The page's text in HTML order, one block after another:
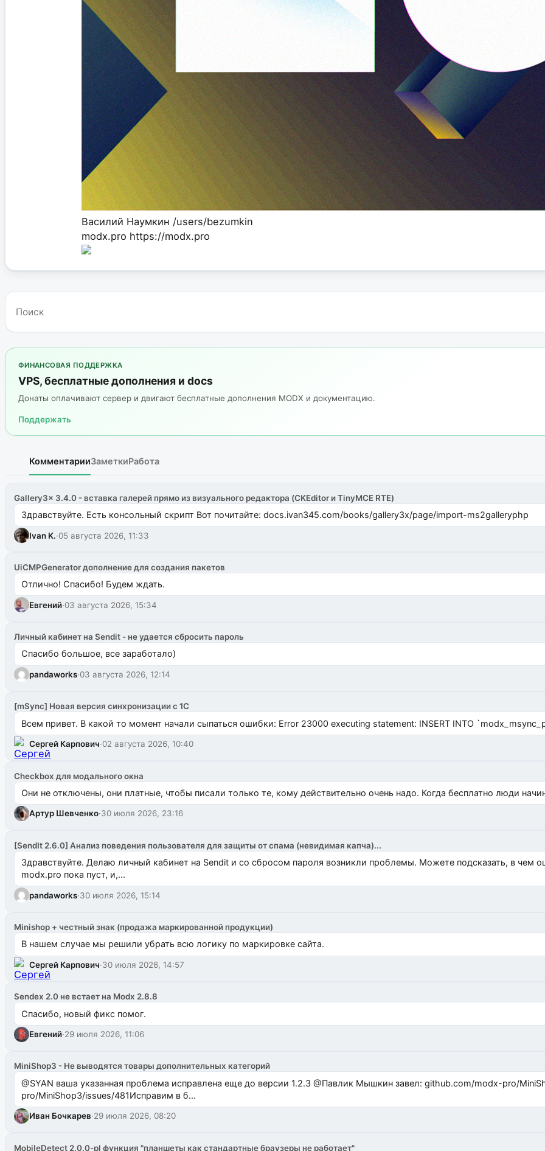
Василий Наумкин /users/bezumkin
modx.pro https://modx.pro
ФИНАНСОВАЯ ПОДДЕРЖКА
VPS, бесплатные дополнения и docs
Донаты оплачивают сервер и двигают бесплатные дополнения MODX и документацию.
Поддержать
КомментарииЗаметкиРабота
Gallery3x 3.4.0 - вставка галерей прямо из визуального редактора (CKEditor и TinyMCE RTE)
Здравствуйте. Есть консольный скрипт Вот почитайте: docs.ivan345.com/books/gallery3x/page/import-ms2galleryphp
Ivan K.·05 августа 2026, 11:33
UiCMPGenerator дополнение для создания пакетов
Отлично! Спасибо! Будем ждать.
Евгений·03 августа 2026, 15:34
Личный кабинет на Sendit - не удается сбросить пароль
Спасибо большое, все заработало)
pandaworks·03 августа 2026, 12:14
[mSync] Новая версия синхронизации с 1С
Всем привет. В какой то момент начали сыпаться ошибки: Error 23000 executing statement: INSERT INTO
Сергей Карпович·02 августа 2026, 10:40
Checkbox для модального окна
Они не отключены, они платные, чтобы писали только те, кому действительно очень надо. Когда бесплатно люди
Артур Шевченко·30 июля 2026, 23:16
[SendIt 2.6.0] Анализ поведения пользователя для защиты от спама (невидимая капча)...
Здравствуйте. Делаю личный кабинет на Sendit и со сбросом пароля возникли проблемы. Можете подсказать, в чем
modx.pro пока пуст, и,...
pandaworks·30 июля 2026, 15:14
Minishop + честный знак (продажа маркированной продукции)
В нашем случае мы решили убрать всю логику по маркировке сайта.
Сергей Карпович·30 июля 2026, 14:57
Sendex 2.0 не встает на Modx 2.8.8
Спасибо, новый фикс помог.
Евгений·29 июля 2026, 11:06
MiniShop3 - Не выводятся товары дополнительных категорий
@SYAN ваша указанная проблема исправлена еще до версии 1.2.3 @Павлик Мышкин завел: github.com/modx-pro/MiniShop3/issues/480 github.com/modx-
pro/MiniShop3/issues/481Исправим в б...
Иван Бочкарев·29 июля 2026, 08:20
MobileDetect 2.0.0-pl функция "планшеты как стандартные браузеры не работает"